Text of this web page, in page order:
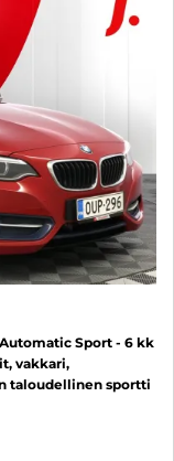
Sport - 6 kk
vakkari,
taloudellinen sportti